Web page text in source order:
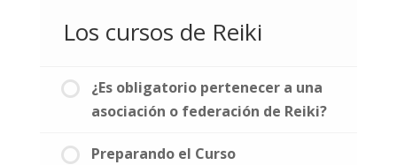
Los cursos de Reiki
¿Es obligatorio pertenecer a una
asociación o federación de Reiki?
Preparando el Curso